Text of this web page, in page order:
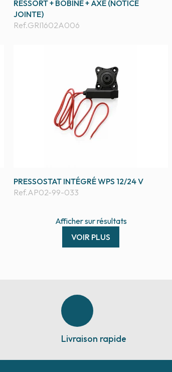
RESSORT + BOBINE + AXE (NOTICE
JOINTE)
Ref.GRI1602A006
PRESSOSTAT INTÉGRÉ WPS 12/24 V
Ref.AP02-99-033
Affichersurrésultats
VOIR PLUS
Livraison rapide